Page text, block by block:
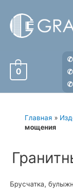
содержимому
0
✆
✆
✆
Главная »
мощения
Брусчатка,